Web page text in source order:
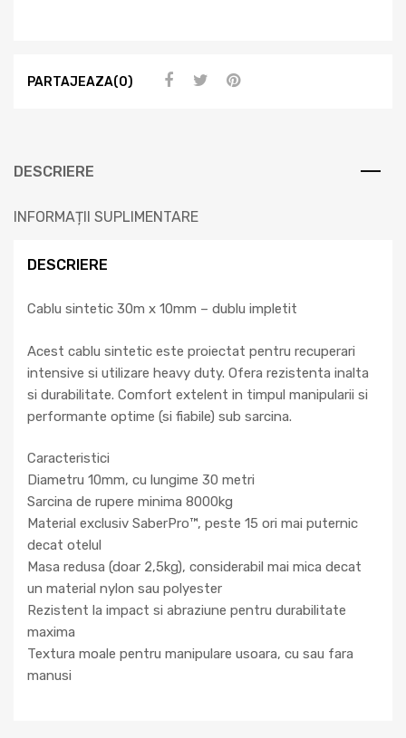
PARTAJEAZA(0)
DESCRIERE
INFORMAȚII SUPLIMENTARE
DESCRIERE
Cablu sintetic 30m x 10mm – dublu impletit
Acest cablu sintetic este proiectat pentru recuperari
intensive si utilizare heavy duty. Ofera rezistenta inalta
si durabilitate. Comfort extelent in timpul manipularii si
performante optime (si fiabile) sub sarcina.
Caracteristici
Diametru 10mm, cu lungime 30 metri
Sarcina de rupere minima 8000kg
Material exclusiv SaberPro™, peste 15 ori mai puternic
decat otelul
Masa redusa (doar 2,5kg), considerabil mai mica decat
un material nylon sau polyester
Rezistent la impact si abraziune pentru durabilitate
maxima
Textura moale pentru manipulare usoara, cu sau fara
manusi